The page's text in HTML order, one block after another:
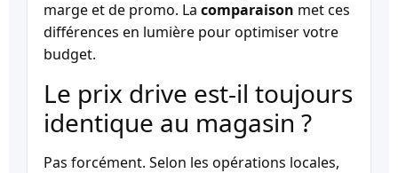
marge et de promo. La comparaison met ces
différences en lumière pour optimiser votre
budget.
Le prix drive est-il toujours
identique au magasin ?
Pas forcément. Selon les opérations locales,